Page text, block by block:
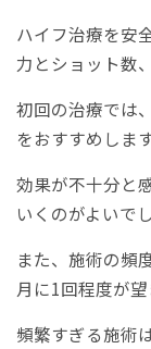
ハイフ治療を安
力とショット数
初回の治療では、
をおすすめします
効果が不十分と
いくのがよいで
また、施術の頻
月に1回程度が望
頻繁すぎる施術